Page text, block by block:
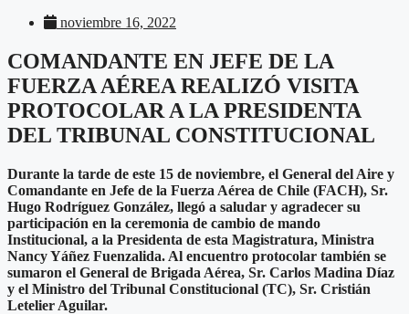
noviembre 16, 2022
COMANDANTE EN JEFE DE LA
FUERZA AÉREA REALIZÓ VISITA
PROTOCOLAR A LA PRESIDENTA
DEL TRIBUNAL CONSTITUCIONAL
Durante la tarde de este 15 de noviembre, el General del Aire y
Comandante en Jefe de la Fuerza Aérea de Chile (FACH), Sr.
Hugo Rodríguez González, llegó a saludar y agradecer su
participación en la ceremonia de cambio de mando
Institucional, a la Presidenta de esta Magistratura, Ministra
Nancy Yáñez Fuenzalida. Al encuentro protocolar también se
sumaron el General de Brigada Aérea, Sr. Carlos Madina Díaz
y el Ministro del Tribunal Constitucional (TC), Sr. Cristián
Letelier Aguilar.